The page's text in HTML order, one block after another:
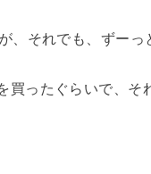
それでも、ずーっ
買ったぐらいで、そ